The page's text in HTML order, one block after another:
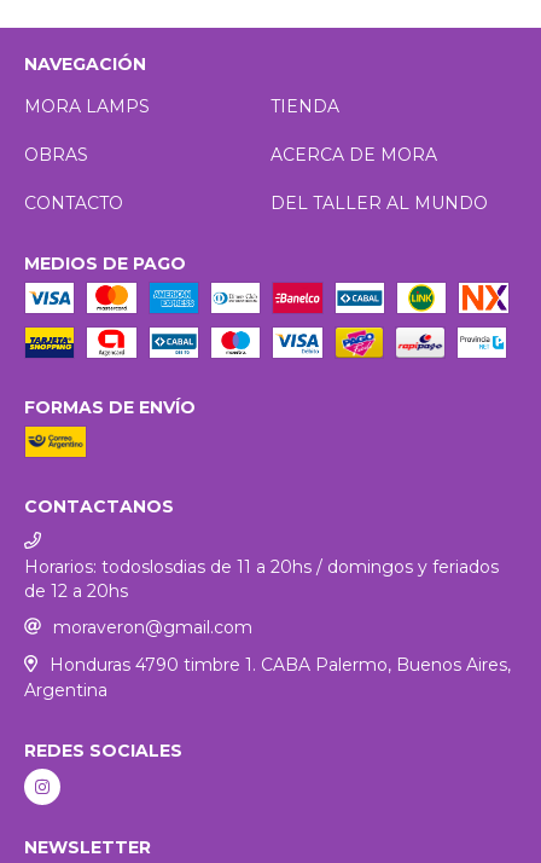
NAVEGACIÓN
MORA LAMPS
TIENDA
OBRAS ACERCA DE MORA
CONTACTO DEL TALLER AL MUNDO
MEDIOS DE PAGO
FORMAS DE ENVÍO
CONTACTANOS
Horarios: todoslosdias de 11 a 20hs / domingos y feriados
de 12 a 20hs
moraveron@gmail.com
Honduras 4790 timbre 1. CABA Palermo, Buenos Aires,
Argentina
REDES SOCIALES
NEWSLETTER